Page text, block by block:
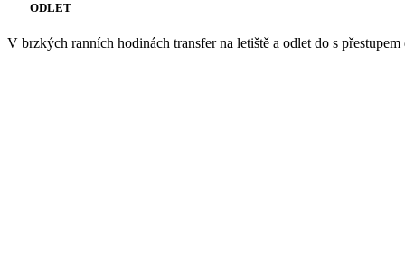
ODLET
V brzkých ranních hodinách transfer na letiště a odlet do s přestupem